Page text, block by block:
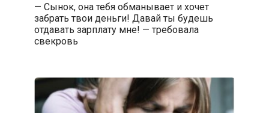
— Сынок, она тебя обманывает и хочет
забрать твои деньги! Давай ты будешь
отдавать зарплату мне! — требовала
свекровь